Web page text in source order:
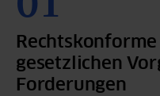
gesetzlichen
Forderungen